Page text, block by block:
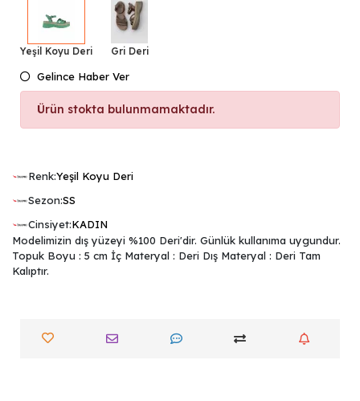
Yeşil Koyu Deri Gri Deri
Gelince Haber Ver
Ürün stokta bulunmamaktadır.
Renk:Yeşil Koyu Deri
Sezon:SS
Cinsiyet:KADIN
Modelimizin dış yüzeyi %100 Deri'dir. Günlük kullanıma uygundur.
Topuk Boyu : 5 cm İç Materyal : Deri Dış Materyal : Deri Tam
Kalıptır.